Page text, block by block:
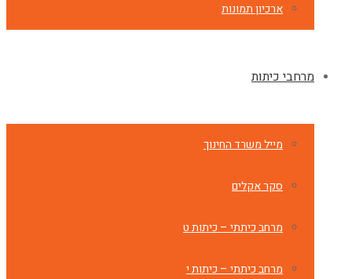
ארכיון תמונות
מרחבי כיתות
מייל משרד החינוך
סקר אקלים
מרחב כיתתי – כיתות ט
מרחב כיתתי – כיתות י